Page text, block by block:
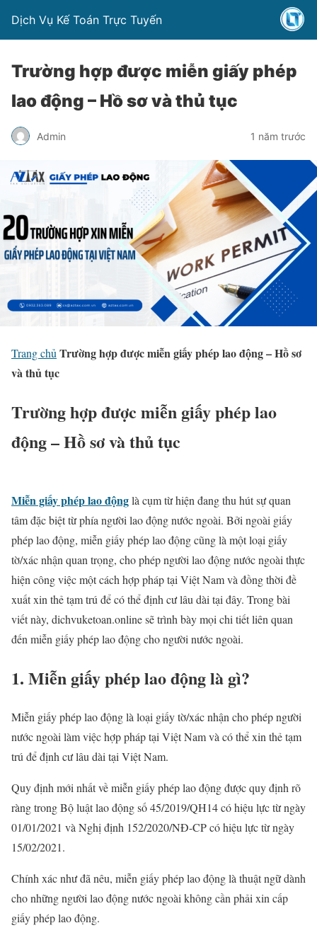
Dịch Vụ Kế Toán Trực Tuyến
Trường hợp được miễn giấy phép
lao động – Hồ sơ và thủ tục
Admin 1 năm trước
Trang chủ Trường hợp được miễn giấy phép lao động – Hồ sơ
và thủ tục
Trường hợp được miễn giấy phép lao
động – Hồ sơ và thủ tục
Miễn giấy phép lao độnglà cụm từ hiện đang thu hút sự quan
tâm đặc biệt từ phía người lao động nước ngoài. Bởi ngoài giấy
phép lao động, miễn giấy phép lao động cũng là một loại giấy
tờ/xác nhận quan trọng, cho phép người lao động nước ngoài thực
hiện công việc một cách hợp pháp tại Việt Nam và đồng thời đề
xuất xin thẻ tạm trú để có thể định cư lâu dài tại đây. Trong bài
viết này, dichvuketoan.online sẽ trình bày mọi chi tiết liên quan
đến miễn giấy phép lao động cho người nước ngoài.
1. Miễn giấy phép lao động là gì?
Miễn giấy phép lao động là loại giấy tờ/xác nhận cho phép người
nước ngoài làm việc hợp pháp tại Việt Nam và có thể xin thẻ tạm
trú để định cư lâu dài tại Việt Nam.
Quy định mới nhất về miễn giấy phép lao động được quy định rõ
ràng trong Bộ luật lao động số 45/2019/QH14 có hiệu lực từ ngày
01/01/2021 và Nghị định 152/2020/NĐ-CP có hiệu lực từ ngày
15/02/2021.
Chính xác như đã nêu, miễn giấy phép lao động là thuật ngữ dành
cho những người lao động nước ngoài không cần phải xin cấp
giấy phép lao động.